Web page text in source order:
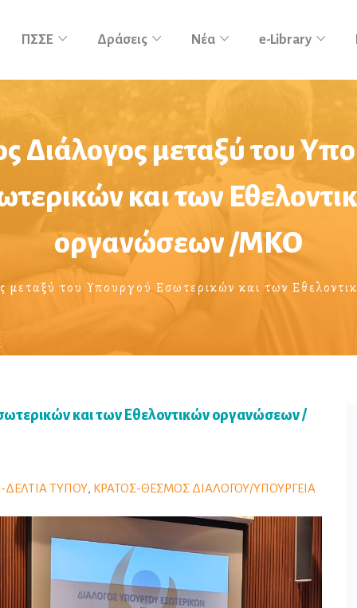
ΠΣΣΕ Δράσεις Νέα e-Library
Διάλογος μεταξύ του
και των
οργανώσεων /ΜΚΟ
μεταξύ του Υπουργού Εσωτερικών και των
και των Εθελοντικών οργανώσεων /
ΔΕΛΤΙΑ ΤΥΠΟΥ, ΚΡΑΤΟΣ-ΘΕΣΜΟΣ ΔΙΑΛΟΓΟΥ/ΥΠΟΥΡΓΕΙΑ